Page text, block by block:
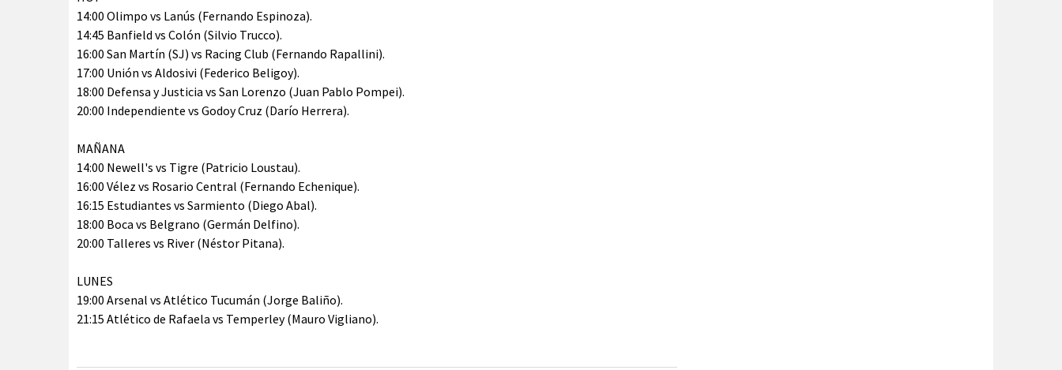
14:00 Olimpo vs Lanús (Fernando Espinoza).
14:45 Banfield vs Colón (Silvio Trucco).
16:00 San Martín (SJ) vs Racing Club (Fernando Rapallini).
17:00 Unión vs Aldosivi (Federico Beligoy).
18:00 Defensa y Justicia vs San Lorenzo (Juan Pablo Pompei).
20:00 Independiente vs Godoy Cruz (Darío Herrera).
MAÑANA
14:00 Newell's vs Tigre (Patricio Loustau).
16:00 Vélez vs Rosario Central (Fernando Echenique).
16:15 Estudiantes vs Sarmiento (Diego Abal).
18:00 Boca vs Belgrano (Germán Delfino).
20:00 Talleres vs River (Néstor Pitana).
LUNES
19:00 Arsenal vs Atlético Tucumán (Jorge Baliño).
21:15 Atlético de Rafaela vs Temperley (Mauro Vigliano).